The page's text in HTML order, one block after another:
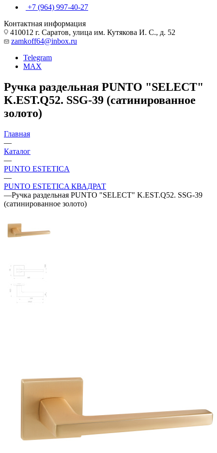
+7 (964) 997-40-27
Контактная информация
410012 г. Саратов, улица им. Кутякова И. С., д. 52
zamkoff64@inbox.ru
Telegram
MAX
Ручка раздельная PUNTO "SELECT"
K.EST.Q52. SSG-39 (сатинированное
золото)
Главная
—
Каталог
—
PUNTO ESTETICA
—
PUNTO ESTETICA КВАДРАТ
—Ручка раздельная PUNTO "SELECT" K.EST.Q52. SSG-39
(сатинированное золото)